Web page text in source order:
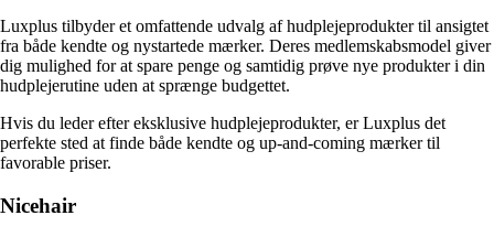
Luxplus tilbyder et omfattende udvalg af hudplejeprodukter til ansigtet
fra både kendte og nystartede mærker. Deres medlemskabsmodel giver
dig mulighed for at spare penge og samtidig prøve nye produkter i din
hudplejerutine uden at sprænge budgettet.
Hvis du leder efter eksklusive hudplejeprodukter, er Luxplus det
perfekte sted at finde både kendte og up-and-coming mærker til
favorable priser.
Nicehair